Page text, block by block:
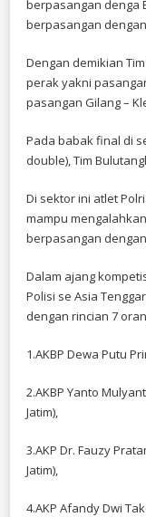
berpasangan denga
berpasangan
Dengan demikian
perak yakni
pasangan Gilang –
Pada babak final di
double), Tim
Di sektor ini atlet
mampu
berpasangan
Dalam ajang
Polisi se Asia
dengan rincian 7
1.AKBP Dewa Putu
2.AKBP Yanto
Jatim),
3.AKP Dr. Fauzy
Jatim),
4.AKP Afandy Dwi